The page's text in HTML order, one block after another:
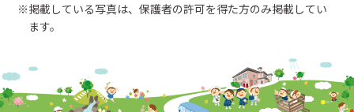
掲載している写真は、保護者の許可を得た方のみ掲載してい
ます。